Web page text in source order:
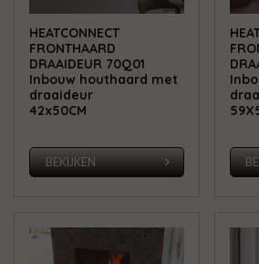
HEATCONNECT
FRONTHAARD
DRAAIDEUR 70Q01
Inbouw houthaard met
draaideur
42x50CM
BEKIJKEN